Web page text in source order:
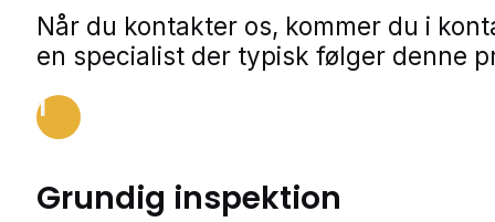
Når du kontakter os, kommer du i
en specialist der typisk følger denne
1
Grundig inspektion